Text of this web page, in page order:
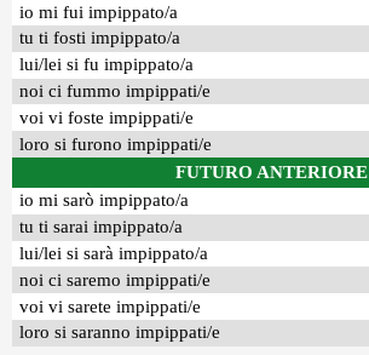
io mi fui impippato/a
tu ti fosti impippato/a
lui/lei si fu impippato/a
noi ci fummo impippati/e
voi vi foste impippati/e
loro si furono impippati/e
FUTURO ANTERIORE
io mi sarò impippato/a
tu ti sarai impippato/a
lui/lei si sarà impippato/a
noi ci saremo impippati/e
voi vi sarete impippati/e
loro si saranno impippati/e